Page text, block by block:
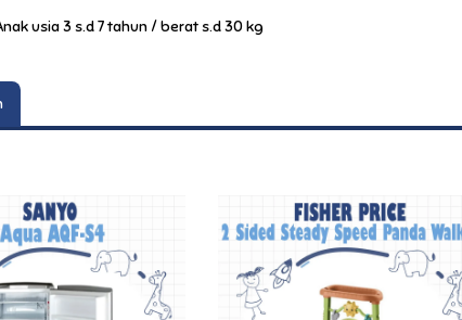
usia 3 s.d 7 tahun / berat s.d 30 kg